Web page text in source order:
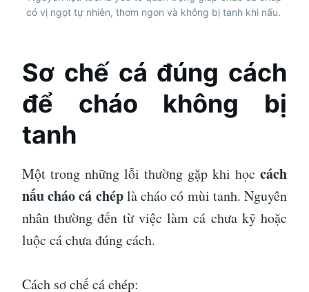
có vị ngọt tự nhiên, thơm ngon và không bị tanh khi nấu.
Sơ chế cá đúng cách
để cháo không bị
tanh
Một trong những lỗi thường gặp khi học cách
nấu cháo cá chéplà cháo có mùi tanh. Nguyên
nhân thường đến từ việc làm cá chưa kỹ hoặc
luộc cá chưa đúng cách.
Cách sơ chế cá chép: